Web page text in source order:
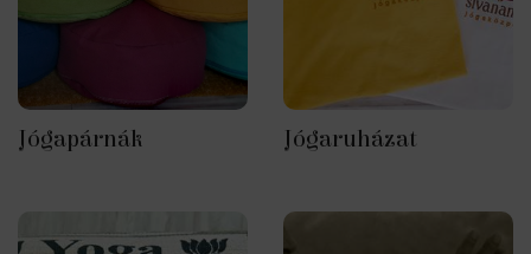
Jógapárnák Jógaruházat